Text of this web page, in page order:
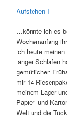
Aufstehen II
…könnte ich es
Wochenanfang
ich heute meinen
länger Schlafen
gemütlichen
mir 14
meinem Lager
Papier- und
Welt und die